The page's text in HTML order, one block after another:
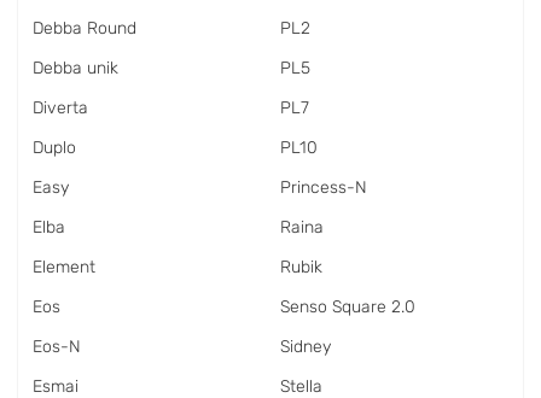
Debba Round
Debba unik
Diverta
Duplo
Easy
Elba
Element
Eos
Eos-N
Esmai
PL2
PL5
PL7
PL10
Princess-N
Raina
Rubik
Senso Square 2.0
Sidney
Stella